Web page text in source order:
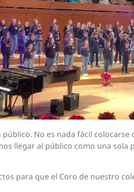
No es nada fácil
llegar al público como una
para que el Coro de nuestro